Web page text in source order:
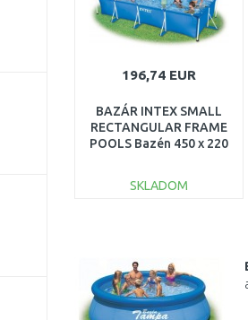
196,74 EUR
BAZÁR INTEX SMALL
RECTANGULAR FRAME
POOLS Bazén 450 x 220
SKLADOM